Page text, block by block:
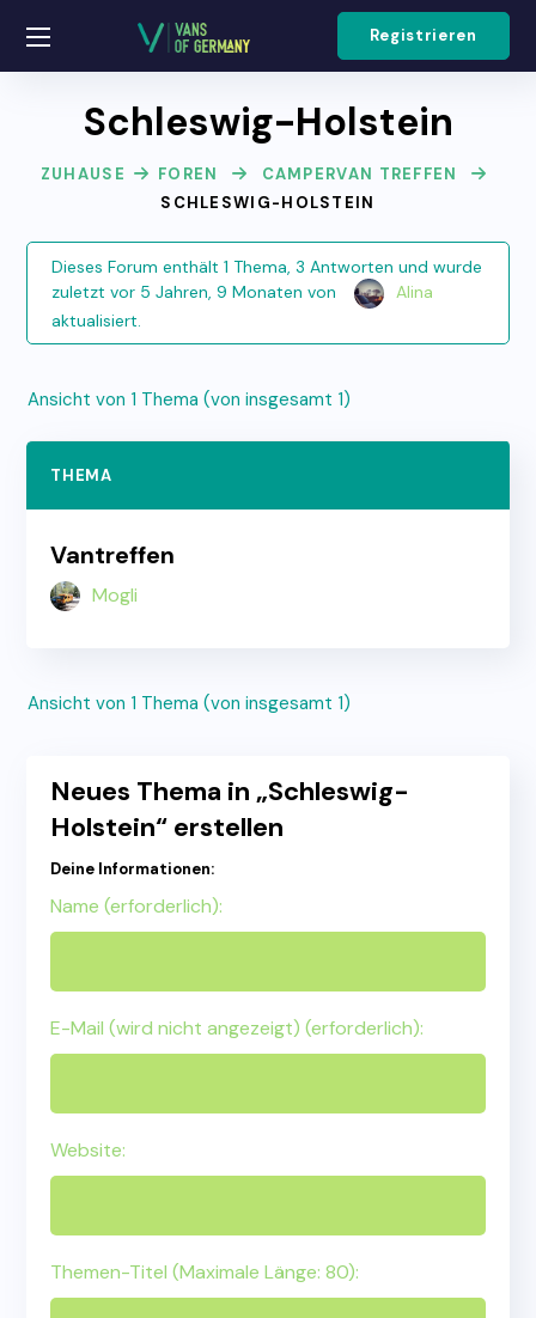
Registrieren
Schleswig-Holstein
ZUHAUSE FOREN
CAMPERVAN TREFFEN
SCHLESWIG-HOLSTEIN
Dieses Forum enthält 1 Thema, 3 Antworten und wurde
zuletzt vor 5 Jahren, 9 Monaten von
Alina
aktualisiert.
Ansicht von 1 Thema (von insgesamt 1)
THEMA
Vantreffen
Mogli
Ansicht von 1 Thema (von insgesamt 1)
Neues Thema in „Schleswig-
Holstein“ erstellen
Deine Informationen:
Name (erforderlich):
E-Mail (wird nicht angezeigt) (erforderlich):
Website:
Themen-Titel (Maximale Länge: 80):